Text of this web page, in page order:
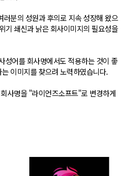
분의 성원과 후의로 지속 성장해 왔으
기 쇄신과 낡은 회사이미지의 필요성을
성어를 회사명에서도 적용하는 것이 좋
이미지를 찾으려 노력하였습니다.
사명을 "라이언즈소프트"로 변경하게